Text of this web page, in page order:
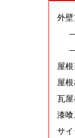
外
屋
屋
瓦
漆
サ